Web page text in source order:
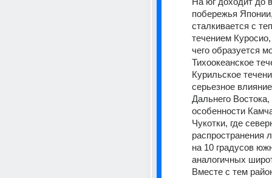
побережья
сталкивается с
течением
чего образуется
Тихоокеанское
Курильское
серьезное
Дальнего Востока,
особенности
Чукотки, где
распространения
на 10 градусов
аналогичных
Вместе с тем